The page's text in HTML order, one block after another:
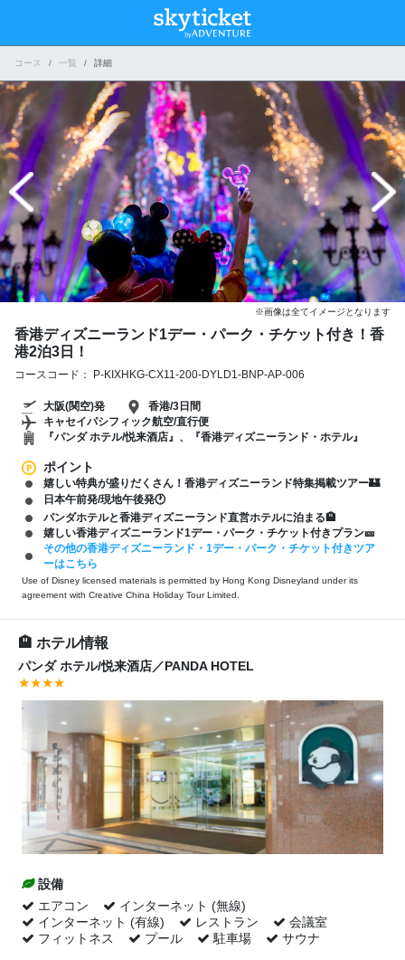
コース 一覧 詳細
※画像は全てイメージとなります
香港ディズニーランド1デー・パーク・チケット付き！香
港2泊3日！
コースコード： P-KIXHKG-CX11-200-DYLD1-BNP-AP-006
大阪(関空)発
香港/3日間
キャセイパシフィック航空/直行便
『パンダ ホテル/悦来酒店』、『香港ディズニーランド・ホテル』
ポイント
嬉しい特典が盛りだくさん！香港ディズニーランド特集掲載ツアー🏰
日本午前発/現地午後発🕐
パンダホテルと香港ディズニーランド直営ホテルに泊まる🏨
嬉しい香港ディズニーランド1デー・パーク・チケット付きプラン🎫
その他の香港ディズニーランド・1デー・パーク・チケット付きツア
ーはこちら
Use of Disney licensed materials is permitted by Hong Kong Disneyland under its
agreement with Creative China Holiday Tour Limited.
ホテル情報
パンダ ホテル/悦来酒店／PANDA HOTEL
★★★★
設備
エアコン
インターネット (無線)
インターネット (有線)
レストラン
会議室
フィットネス
プール 駐車場 サウナ